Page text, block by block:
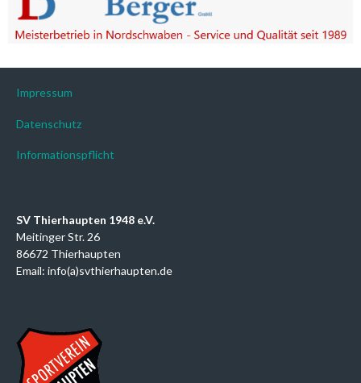
Impressum
Datenschutz
Informationspflicht
SV Thierhaupten 1948 e.V.
Meitinger Str. 26
86672 Thierhaupten
Email: info(a)svthierhaupten.de